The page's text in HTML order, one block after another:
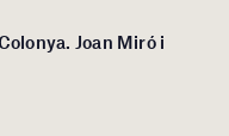
Joan Miró i